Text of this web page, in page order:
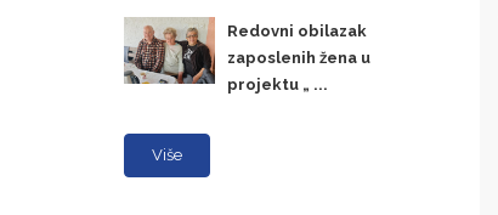
Redovni obilazak
zaposlenih žena u
projektu „ ...
Više